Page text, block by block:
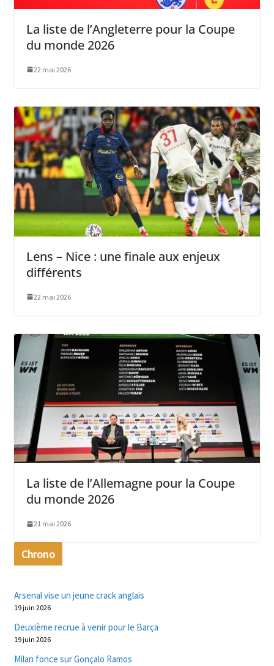
La liste de l’Angleterre pour la Coupe
du monde 2026
22 mai 2026
Lens – Nice : une finale aux enjeux
différents
22 mai 2026
La liste de l’Allemagne pour la Coupe
du monde 2026
21 mai 2026
Chrono
Arsenal vise un jeune crack anglais
19 juin 2026
Deuxième recrue à venir pour le Barça
19 juin 2026
Milan fonce sur Gonçalo Ramos